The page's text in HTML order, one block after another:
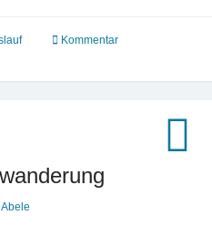
Kommentar